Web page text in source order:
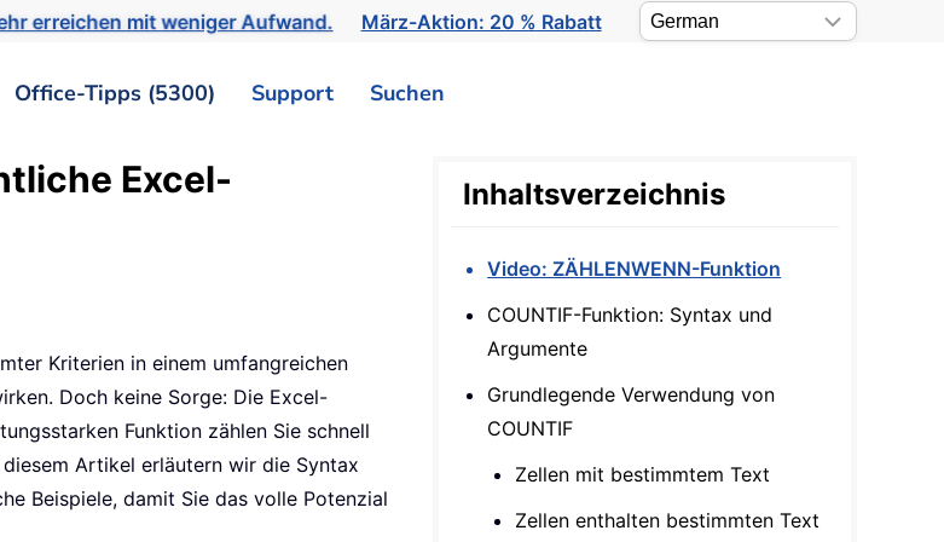
erreichen mit weniger Aufwand. März-Aktion: 20 % Rabatt
Office-Tipps (5300) Support Suchen
Excel-
Kriterien in einem umfangreichen
Doch keine Sorge: Die Excel-
Funktion zählen Sie schnell
Artikel erläutern wir die Syntax
Beispiele, damit Sie das volle Potenzial
Inhaltsverzeichnis
Video: ZÄHLENWENN-Funktion
COUNTIF-Funktion: Syntax und
Argumente
Grundlegende Verwendung von
COUNTIF
Zellen mit bestimmtem Text
Zellen enthalten bestimmten Text